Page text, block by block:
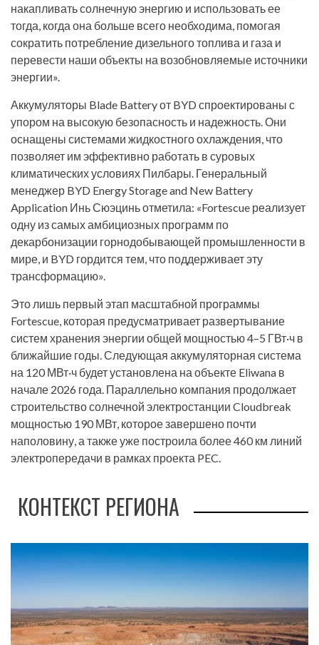
накапливать солнечную энергию и использовать ее
тогда, когда она больше всего необходима, помогая
сократить потребление дизельного топлива и газа и
перевести наши объекты на возобновляемые источники
энергии».
Аккумуляторы Blade Battery от BYD спроектированы с
упором на высокую безопасность и надежность. Они
оснащены системами жидкостного охлаждения, что
позволяет им эффективно работать в суровых
климатических условиях Пилбары. Генеральный
менеджер BYD Energy Storage and New Battery
Application Инь Сюэцинь отметила: «Fortescue реализует
одну из самых амбициозных программ по
декарбонизации горнодобывающей промышленности в
мире, и BYD гордится тем, что поддерживает эту
трансформацию».
Это лишь первый этап масштабной программы
Fortescue, которая предусматривает развертывание
систем хранения энергии общей мощностью 4–5 ГВт·ч в
ближайшие годы. Следующая аккумуляторная система
на 120 МВт·ч будет установлена на объекте Eliwana в
начале 2026 года. Параллельно компания продолжает
строительство солнечной электростанции Cloudbreak
мощностью 190 МВт, которое завершено почти
наполовину, а также уже построила более 460 км линий
электропередачи в рамках проекта PEC.
КОНТЕКСТ РЕГИОНА